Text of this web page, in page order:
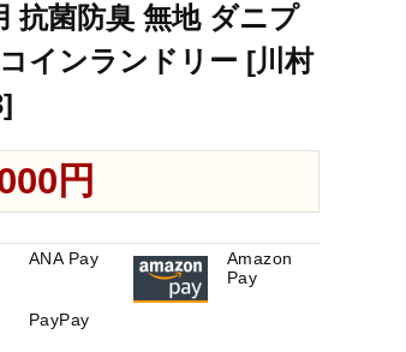
抗菌防臭 無地 ダニプ
インランドリー [川村
円
ANA Pay
Amazon
Pay
PayPay